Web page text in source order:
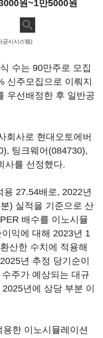
원~1만5000원
공시시스템)
수는 90만주로 모집
신주모집으로 이뤄지
우선배정한 후 일반공
회사로 현대오토에버
, 팅크웨어(084730),
사를 선정했다.
27.54배로, 2022년
) 실적을 기준으로 산
배수를 이노시뮬
익에 대해 2023년 1
산한 수치에 적용해
년 추정 당기순이
주가 예상되는 대규
년에 상당 부분 이
한 이노시뮬레이션